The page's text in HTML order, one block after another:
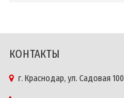
КОНТАКТЫ
г. Краснодар, ул. Садовая 100